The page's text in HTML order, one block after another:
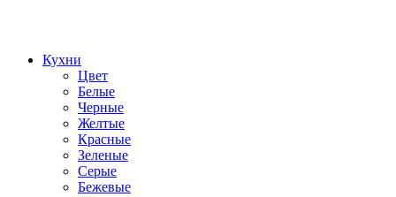
Кухни
Цвет
Белые
Черные
Желтые
Красные
Зеленые
Серые
Бежевые